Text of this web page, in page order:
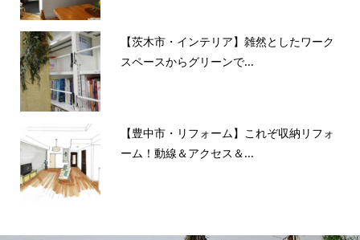
【茨木市・インテリア】雑然としたワーク
スペースからグリーンで...
【豊中市・リフォーム】これぞ収納リフォ
ーム！動線＆アクセス＆...